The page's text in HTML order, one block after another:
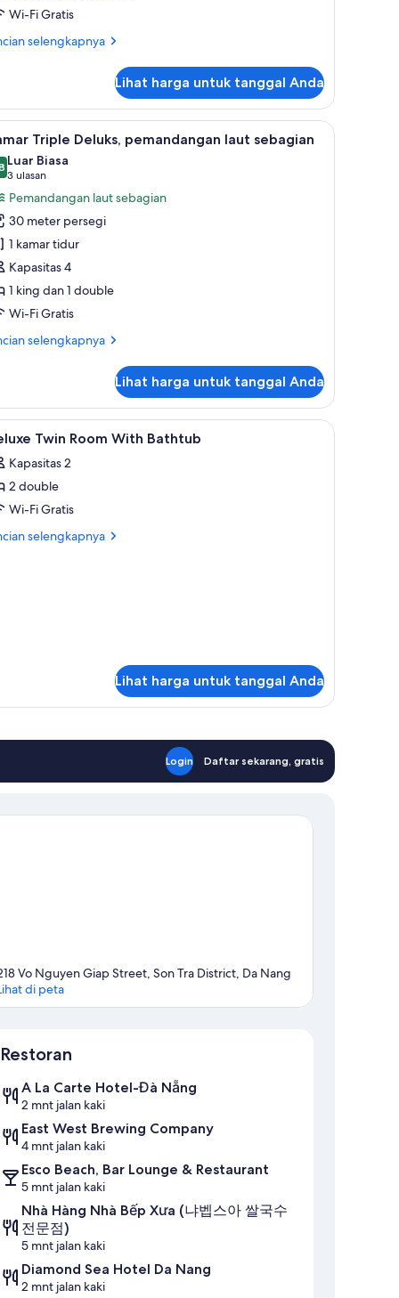
Wi-Fi Gratis
selengkapnya
Lihat harga untuk tanggal Anda
brankas Kamar Triple Deluks, pemandangan laut
5 Triple Deluks, pemandangan laut sebagian
dari 10
Luar Biasa
3 ulasan
(3
ulasan)
Pemandangan laut sebagian
30 meter persegi
1 kamar tidur
Kapasitas 4
1 king dan 1 double
Wi-Fi Gratis
selengkapnya
Lihat harga untuk tanggal Anda
brankas Seprai premium, busa memori, minibar, dan
4 Twin Room With Bathtub
Kapasitas 2
2 double
Wi-Fi Gratis
selengkapnya
Lihat harga untuk tanggal Anda
Login Daftar sekarang, gratis
Vo Nguyen Giap Street, Son Tra District, Da Nang
di peta
Restoran
A La Carte Hotel-Đà Nẵng
2 mnt jalan kaki
East West Brewing Company
4 mnt jalan kaki
Esco Beach, Bar Lounge & Restaurant
5 mnt jalan kaki
Nhà Hàng Nhà Bếp Xưa (냐벱스아 쌀국수
전문점)
5 mnt jalan kaki
Diamond Sea Hotel Da Nang
2 mnt jalan kaki